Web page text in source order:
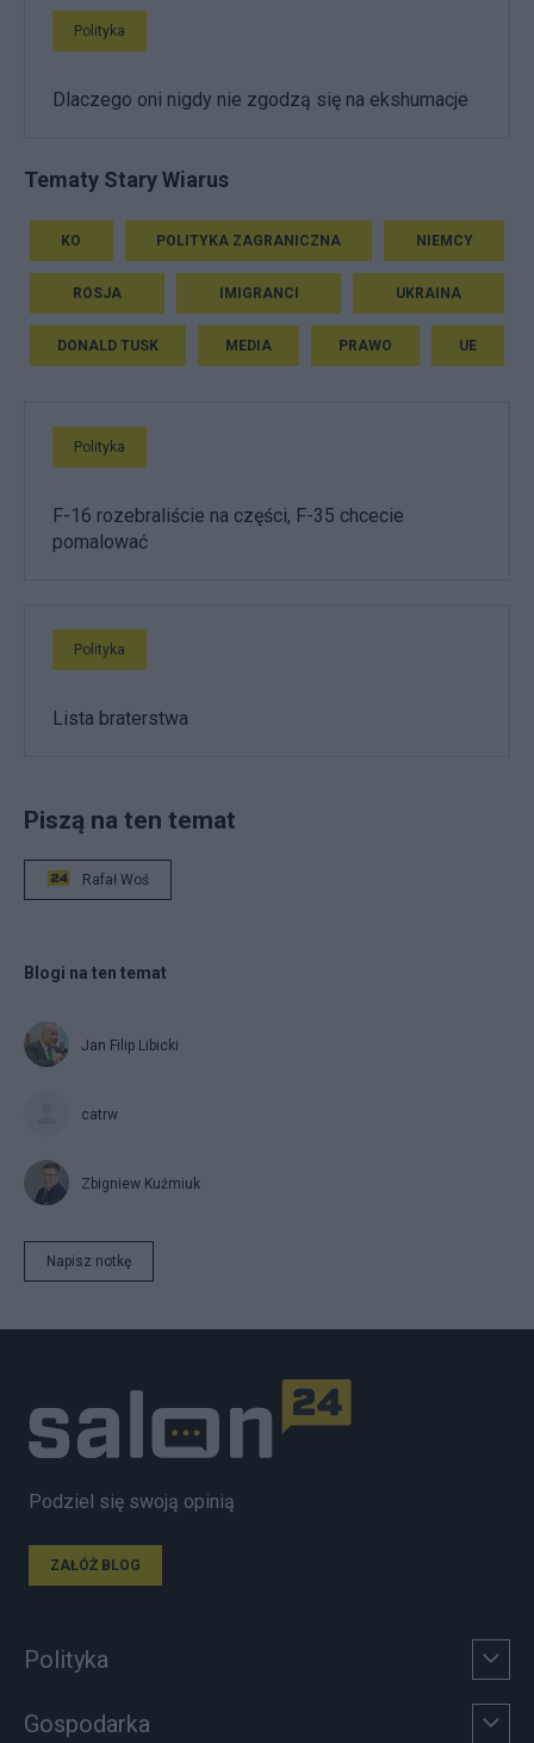
Polityka
Dlaczego oni nigdy nie zgodzą się na ekshumacje
Tematy Stary Wiarus
KO POLITYKA ZAGRANICZNA NIEMCY
ROSJA IMIGRANCI UKRAINA
DONALD TUSK MEDIA PRAWO UE
Polityka
F-16 rozebraliście na części, F-35 chcecie
pomalować
Polityka
Lista braterstwa
Piszą na ten temat
Rafał Woś
Blogi na ten temat
Jan Filip Libicki
catrw
Zbigniew Kuźmiuk
Napisz notkę
Podziel się swoją opinią
ZAŁÓŻ BLOG
Polityka
Gospodarka